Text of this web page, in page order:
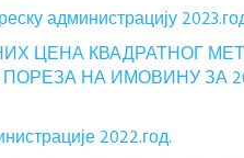
администрацију
ЦЕНА КВАДРАТНОГ
НА ИМОВИНУ ЗА
2022.год.